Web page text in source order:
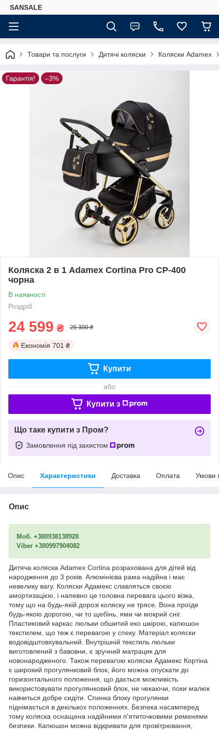
SANSALE
Товари та послуги Дитячі коляски Коляски Adamex
Гарантія! –3%
Коляска 2 в 1 Adamex Cortina Pro CP-400
чорна
В наявності
Роздріб
24 599 ₴ 25 300 ₴
Економія 701 ₴
Купити
або
Купити з
Що таке купити з Пром?
Замовлення під захистом
Опис Характеристики Доставка Оплата Умови
Опис
Моб. +380938138928
Viber +380997904082
Дитяча коляска Adamex Cortina розрахована для дітей від
народження до 3 років. Алюмінієва рама надійна і має
невелику вагу. Коляски Адамекс славляться своєю
амортизацією, і напевно це головна перевага цього візка,
тому що на будь-якій дорозі коляску не трясе. Вона проїде
будь-якою дорогою, чи то щебінь, ями чи мокрий сніг.
Пластиковий каркас люльки обшитий еко шкірою, капюшон
текстилем, що теж є перевагою у спеку. Матеріал коляски
водовідштовхувальний. Внутрішній текстиль люльки
виготовлений з бавовни, є зручний матрацик для
новонародженого. Також перевагою коляски Адамекс Кортіна
є широкий прогулянковий блок, його можна опускати до
горизонтального положення, що дається можливість
використовувати прогулянковий блок, не чекаючи, поки малюк
навчиться добре сидіти. Спинка блоку прогулянки
піднімається в декількох положеннях. Безпека насамперед
тому коляска оснащена надійними п'ятиточковими ременями
безпеки. Капюшон можна відкривати для провітрювання,